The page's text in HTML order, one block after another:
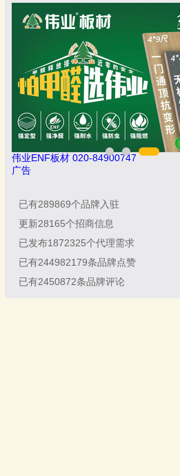
悍马HORSE 400-012-6012
广告
已有289869个品牌入驻
更新28165个招商信息
已发布1872325个代理需求
已有244982179条品牌点赞
已有2450872条品牌评论